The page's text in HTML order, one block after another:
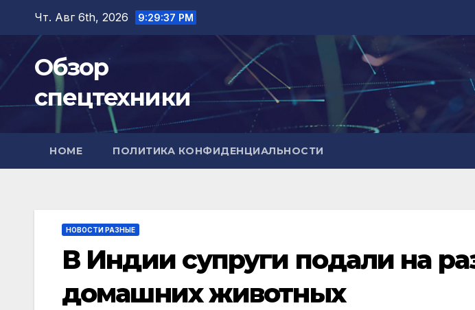
Перейти
содержимому
Чт. Авг 6th, 2026 9:29:38 PM
Обзор
спецтехники
HOME ПОЛИТИКА КОНФИДЕНЦИАЛЬНОСТИ
НОВОСТИ РАЗНЫЕ
В Индии супруги подали на
домашних животных